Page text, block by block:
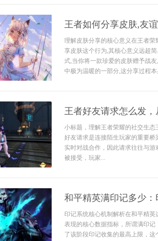
王者如何分享皮肤,友
理解皮肤分享的核心意义在王者
享皮肤这个行为,其核心意义远超
式,当你将一款珍爱的皮肤赠予战
中极为温暖的一部分,这分享过程
王者好友请求怎么发
小标题，理解王者荣耀的社交生
好友请求是连接陌生玩家的重要
实时对战合作，因此请求往往与
被接受，玩家...
和平精英满印记多少
印记系统核心机制解析在和平精
表现的核心数据指标，所谓满印
了该阶段印记收集的最高上限，